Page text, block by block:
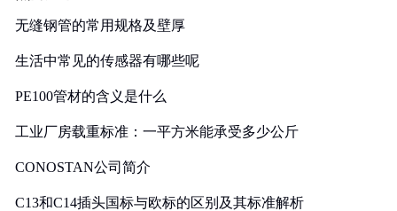
无缝钢管的常用规格及壁厚
生活中常见的传感器有哪些呢
PE100管材的含义是什么
工业厂房载重标准：一平方米能承受多少公斤
CONOSTAN公司简介
C13和C14插头国标与欧标的区别及其标准解析